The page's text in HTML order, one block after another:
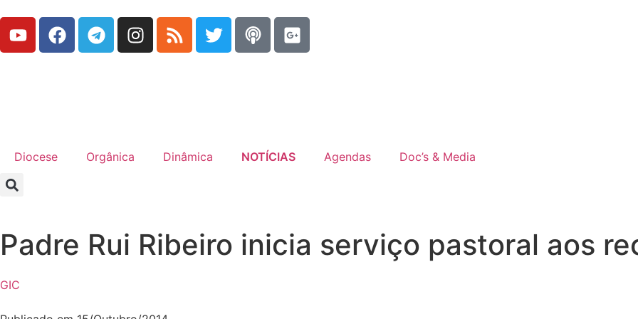
Diocese Orgânica Dinâmica NOTÍCIAS Agendas Doc’s & Media
Padre Rui Ribeiro inicia serviço pastoral aos
GIC